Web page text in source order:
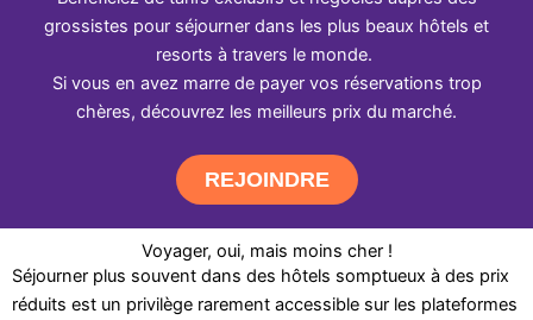
grossistes pour séjourner dans les plus beaux hôtels et
resorts à travers le monde.
Si vous en avez marre de payer vos réservations trop
chères, découvrez les meilleurs prix du marché.
REJOINDRE
Voyager, oui, mais moins cher !
Séjourner plus souvent dans des hôtels somptueux à des prix
réduits est un privilège rarement accessible sur les plateformes